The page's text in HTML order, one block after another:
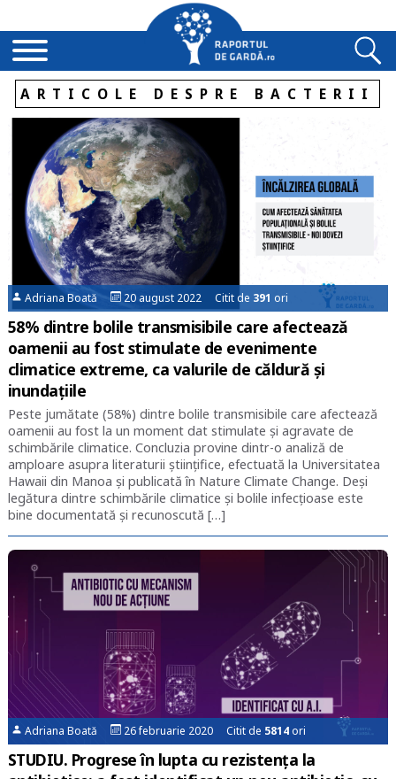
ARTICOLE DESPRE BACTERII
Adriana Boată 20 august 2022 Citit de 391 ori
58% dintre bolile transmisibile care afectează
oamenii au fost stimulate de evenimente
climatice extreme, ca valurile de căldură și
inundațiile
Peste jumătate (58%) dintre bolile transmisibile care afectează
oamenii au fost la un moment dat stimulate și agravate de
schimbările climatice. Concluzia provine dintr-o analiză de
amploare asupra literaturii științifice, efectuată la Universitatea
Hawaii din Manoa și publicată în Nature Climate Change. Deși
legătura dintre schimbările climatice și bolile infecțioase este
bine documentată și recunoscută […]
Adriana Boată 26 februarie 2020 Citit de 5814ori
STUDIU. Progrese în lupta cu rezistența la